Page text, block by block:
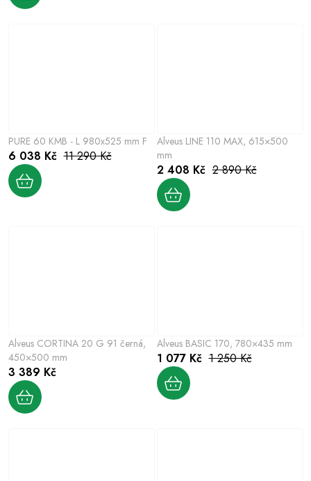
PURE 60 KMB - L 980x525 mm F
6 038 Kč 11 290 Kč
Alveus LINE 110 MAX, 615×500
mm
2 408 Kč 2 890 Kč
Alveus CORTINA 20 G 91 černá,
450×500 mm
3 389 Kč
Alveus BASIC 170, 780×435 mm
1 077 Kč 1 250 Kč